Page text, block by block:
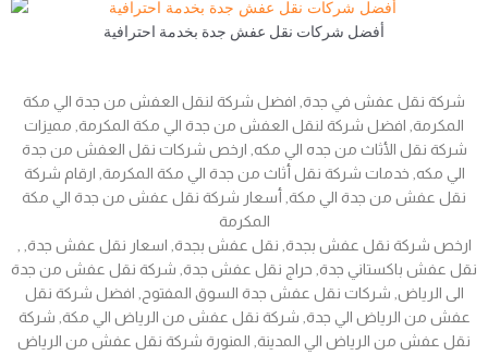
أفضل شركات نقل عفش جدة بخدمة احترافية
شركة نقل عفش في جدة, افضل شركة لنقل العفش من جدة الي مكة
المكرمة, افضل شركة لنقل العفش من جدة الي مكة المكرمة, مميزات
شركة نقل الأثاث من جده الي مكه, ارخص شركات نقل العفش من جدة
الي مكه, خدمات شركة نقل أثاث من جدة الي مكة المكرمة, ارقام شركة
نقل عفش من جدة الي مكة, أسعار شركة نقل عفش من جدة الي مكة
المكرمة
نقل عفش باكستاني جدة, حراج نقل عفش جدة, شركة نقل عفش من جدة
الى الرياض, شركات نقل عفش جدة السوق المفتوح, افضل شركة نقل
عفش من الرياض الي جدة, شركة نقل عفش من الرياض الي مكة, شركة
نقل عفش من الرياض الي المدينة, المنورة شركة نقل عفش من الرياض